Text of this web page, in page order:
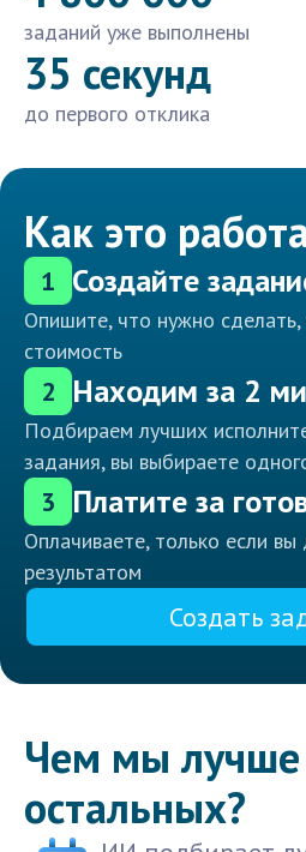
заданий уже выполнены
35 секунд
до первого отклика
Как это
1 Создайте
Опишите, что нужно сделать,
стоимость
2 Находим за 2
Подбираем лучших
задания, вы выбираете
3 Платите за
Оплачиваете, только если вы
результатом
Создать
Чем мы лучше
остальных?